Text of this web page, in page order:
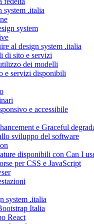
system .italia
system
al design system .italia
di sito e servizi
dei modelli
e servizi disponibili
e accessibile
e Graceful
sviluppo del software
disponibili con Can I
per CSS e JavaScript
system .italia
Italia
React